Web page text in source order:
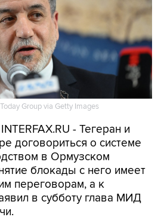
Group via Getty Images
- Тегеран и
договориться о системе
в Ормузском
блокады с него имеет
переговорам, а к
в субботу глава МИД